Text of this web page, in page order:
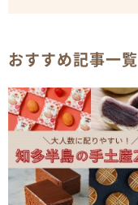
おすすめ記事一覧